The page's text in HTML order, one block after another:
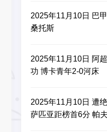
2025年11月10日 巴
桑托斯
2025年11月10日 阿
功 博卡青年2-0河床
2025年11月10日 遭
萨匹亚距榜首6分 帕